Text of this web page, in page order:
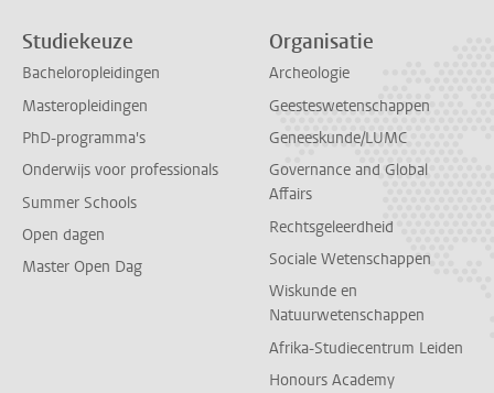
Studiekeuze
Bacheloropleidingen
Masteropleidingen
PhD-programma's
Onderwijs voor professionals
Summer Schools
Open dagen
Master Open Dag
Organisatie
Archeologie
Geesteswetenschappen
Geneeskunde/LUMC
Governance and Global
Affairs
Rechtsgeleerdheid
Sociale Wetenschappen
Wiskunde en
Natuurwetenschappen
Afrika-Studiecentrum Leiden
Honours Academy